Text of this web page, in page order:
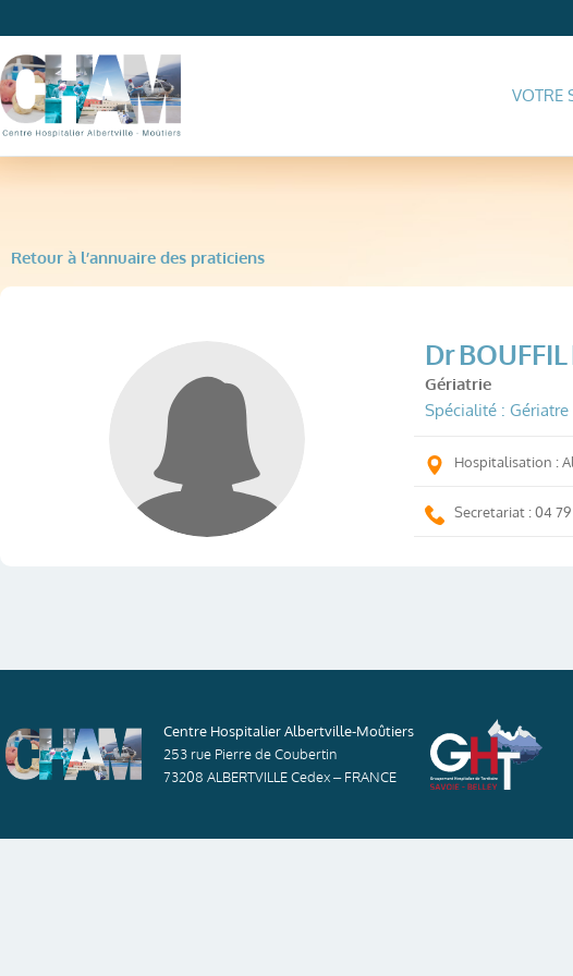
VOTRE
Retour à l’annuaire des praticiens
DrBOUFFIL
Gériatrie
Spécialité : Gériatre
Hospitalisation :
Secretariat : 04
Centre Hospitalier Albertville-Moûtiers
253 rue Pierre de Coubertin
73208 ALBERTVILLE Cedex – FRANCE